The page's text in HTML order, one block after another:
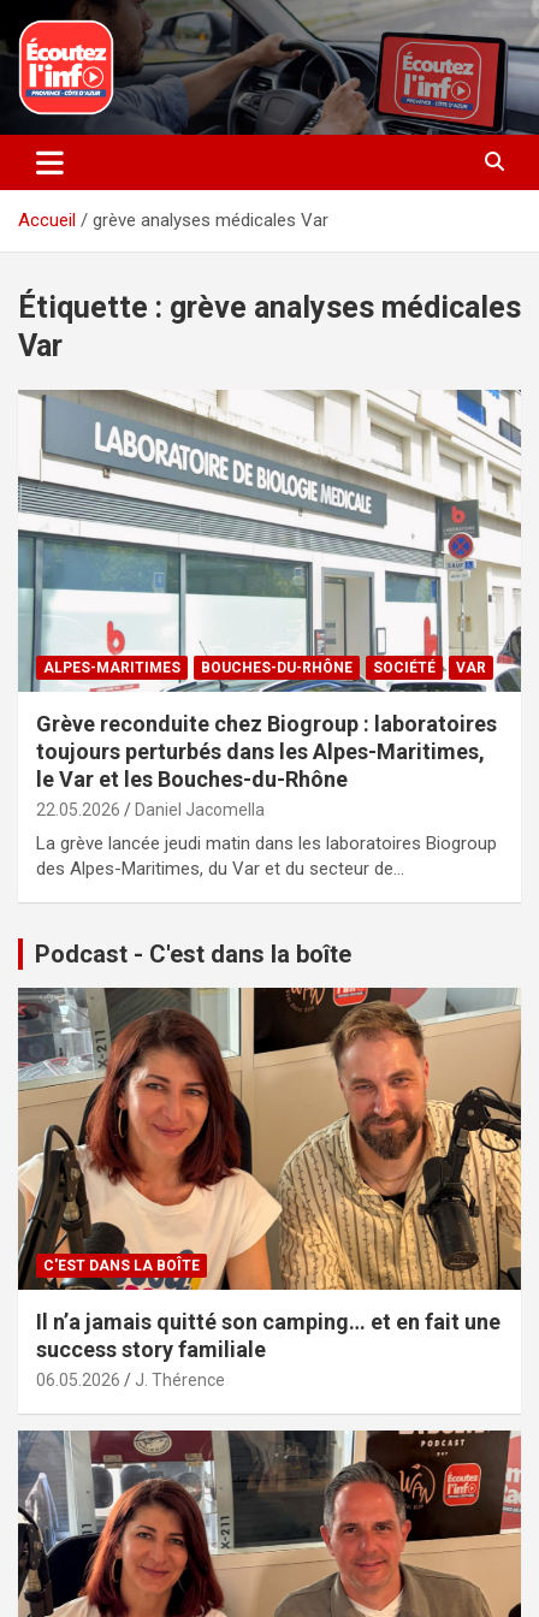
au
contenu
Ecoutez l’info
La radio du quotidien
Accueil grève analyses médicales Var
Étiquette : grève analyses médicales
Var
ALPES-MARITIMES BOUCHES-DU-RHÔNE SOCIÉTÉ VAR
Grève reconduite chez Biogroup : laboratoires
toujours perturbés dans les Alpes-Maritimes,
le Var et les Bouches-du-Rhône
22.05.2026 Daniel Jacomella
La grève lancée jeudi matin dans les laboratoires Biogroup
des Alpes-Maritimes, du Var et du secteur de…
Podcast - C'est dans la boîte
C'EST DANS LA BOÎTE
Il n’a jamais quitté son camping… et en fait une
success story familiale
06.05.2026 J. Thérence